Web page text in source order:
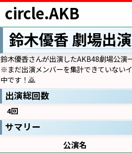
circle.AKB
鈴木優香 劇場出
鈴木優香さんが出演したAKB48劇場公演
※まだ出演メンバーを集計できていない
中です！🙇
出演総回数
4回
サマリー
公演名